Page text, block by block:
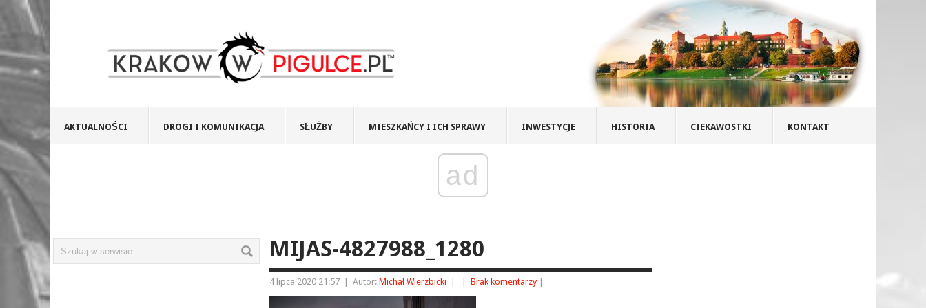
AKTUALNOŚCI DROGI I KOMUNIKACJA SŁUŻBY MIESZKAŃCY I ICH SPRAWY INWESTYCJE HISTORIA CIEKAWOSTKI KONTAKT
ad
MIJAS-4827988_1280
4 lipca 2020 21:57 Autor: Michał Wierzbicki Brak komentarzy